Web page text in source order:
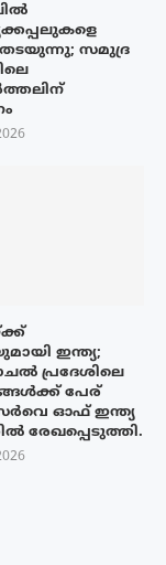
സമുദ്ര
ഇന്ത്യ;
പ്രദേശിലെ
പേര്
ഓഫ് ഇന്ത്യ
രേഖപ്പെടുത്തി.